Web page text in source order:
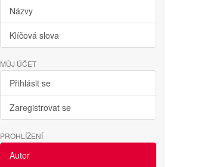
Názvy
Klíčová slova
MŮJ ÚČET
Přihlásit se
Zaregistrovat se
PROHLÍŽENÍ
Autor